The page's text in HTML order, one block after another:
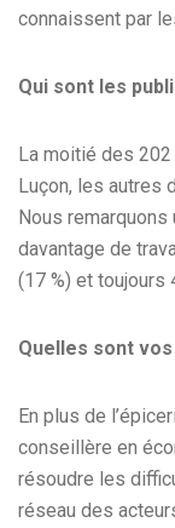
connaissent par
Qui sont les
La moitié des
Luçon, les autres
Nous
davantage de
(17 %) et toujours
Quelles sont
En plus de
conseillère en
résoudre les
réseau des